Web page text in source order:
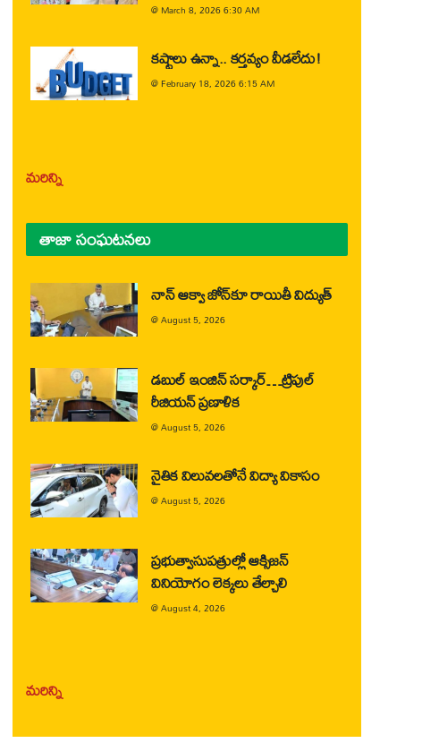
@ March 8, 2026 6:30 AM
కష్టాలు ఉన్నా.. కర్తవ్యం వీడలేదు!
@February 18, 2026 6:15 AM
మరిన్ని
తాజా సంఘటనలు
నాన్ ఆక్వా జోన్‌కూ రాయితీ విద్యుత్
@August 5, 2026
డబుల్ ఇంజిన్ సర్కార్…ట్రిపుల్
రీజియన్ ప్రణాళిక
@August 5, 2026
నైతిక విలువలతోనే విద్యా వికాసం
@August 5, 2026
ప్రభుత్వాసుపత్రుల్లో ఆక్సిజన్
వినియోగం లెక్కలు తేల్చాలి
@August 4, 2026
మరిన్ని